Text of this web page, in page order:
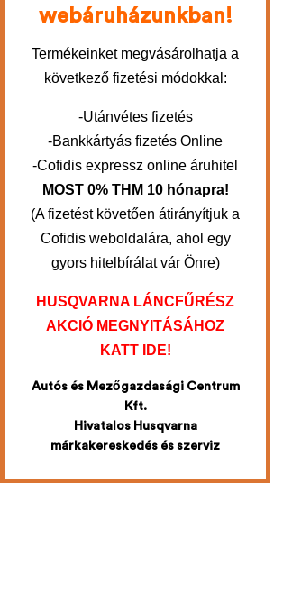
webáruházunkban!
Termékeinket megvásárolhatja a
következő fizetési módokkal:
-Utánvétes fizetés
-Bankkártyás fizetés Online
-Cofidis expressz online áruhitel
MOST 0% THM 10 hónapra!
(A fizetést követően átirányítjuk a
Cofidis weboldalára, ahol egy
gyors hitelbírálat vár Önre)
HUSQVARNA LÁNCFŰRÉSZ
AKCIÓ MEGNYITÁSÁHOZ
KATT IDE!
Autós és Mezőgazdasági Centrum
Kft.
Hivatalos Husqvarna
márkakereskedés és szerviz